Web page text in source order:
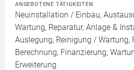
ANGEBOTENE TÄTIGKEITEN
Neuinstallation / Einbau,
Wartung, Reparatur, Anlage &
Auslegung, Reinigung / Wartung,
Berechnung, Finanzierung,
Erweiterung